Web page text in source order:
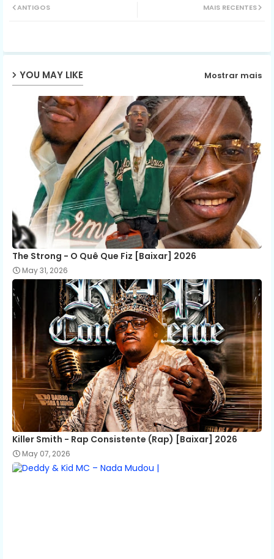
ap
MAIS RECENTES
ANTIGOS
YOU MAY LIKE Mostrar mais
The Strong - O Quê Que Fiz [Baixar] 2026
May 31, 2026
Killer Smith - Rap Consistente (Rap) [Baixar] 2026
May 07, 2026